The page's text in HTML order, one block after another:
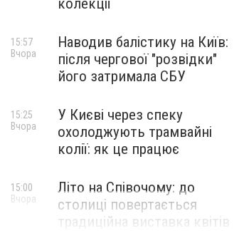
колекції
Наводив балістику на Київ:
після чергової "розвідки"
його затримала СБУ
15:57
Вчора
У Києві через спеку
охолоджують трамвайні
колії: як це працює
15:25
Вчора
Літо на Співочому: до
столиці повертається
традиційна виставка квітів
15:00
Вчора